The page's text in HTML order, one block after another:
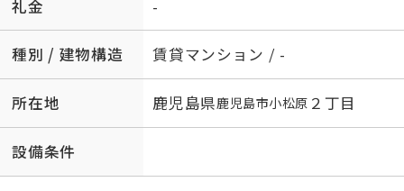
礼金 -
種別 / 建物構造 賃貸マンション / -
所在地 鹿児島県鹿児島市小松原 ２丁目
設備条件